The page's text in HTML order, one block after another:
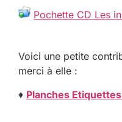
Pochette CD Les
Voici une petite
merci à elle :
♦ Planches